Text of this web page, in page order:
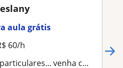
aula grátis
60/h
venha conhece